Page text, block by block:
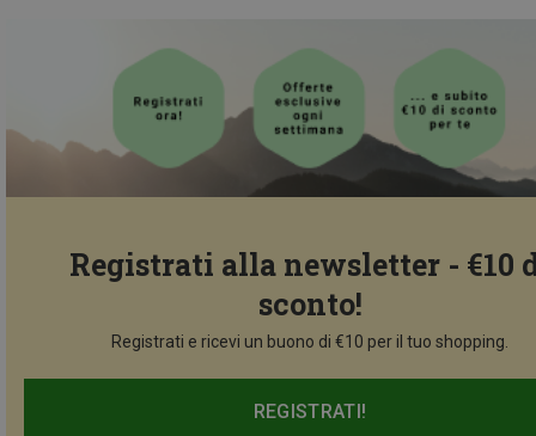
Registrati alla newsletter - €10
sconto!
Registrati e ricevi un buono di €10 per il tuo shopping.
REGISTRATI!